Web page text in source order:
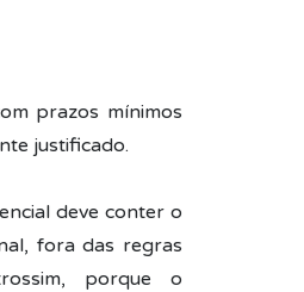
prazos mínimos
justificado.
deve conter o
fora das regras
porque o